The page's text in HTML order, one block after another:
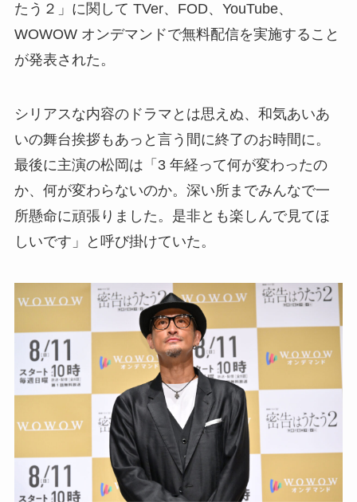
たう２」に関して TVer、FOD、YouTube、
WOWOW オンデマンドで無料配信を実施すること
が発表された。
シリアスな内容のドラマとは思えぬ、和気あいあ
いの舞台挨拶もあっと言う間に終了のお時間に。
最後に主演の松岡は「3 年経って何が変わったの
か、何が変わらないのか。深い所までみんなで一
所懸命に頑張りました。是非とも楽しんで見てほ
しいです」と呼び掛けていた。